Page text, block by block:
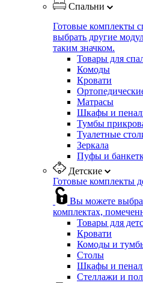
Спальни
Готовые комплекты
выбрать другие
таким значком.
Товары для
Комоды
Кровати
Матрасы
Шкафы и
Тумбы
Туалетные
Зеркала
Пуфы и
Детские
Готовые комплекты
Вы можете
комплектах,
Товары для
Кровати
Комоды и
Столы
Шкафы и
Стеллажи и